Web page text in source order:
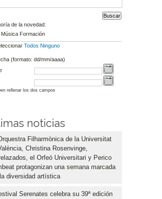
de la novedad:
Música Formación
Todos Ninguno
(formato: dd/mm/aaaa)
rellenar los dos campos
noticias
Filharmònica de la Universitat
Christina Rosenvinge,
el Orfeó Universitari y Perico
protagonizan una semana marcada
diversidad artística
Serenates celebra su 39ª edición